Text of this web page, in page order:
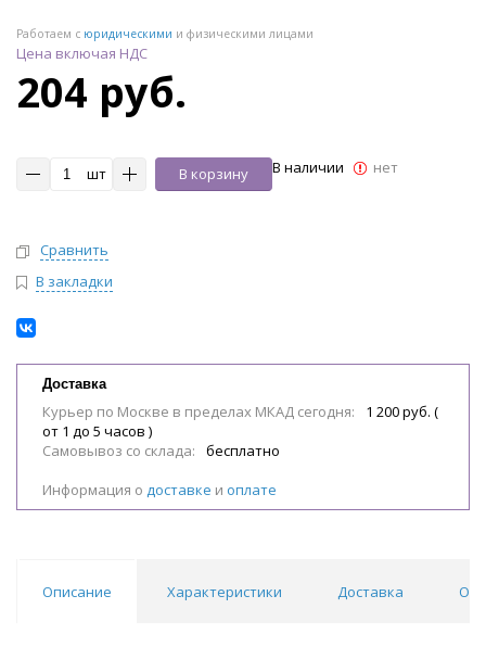
Работаем с юридическими и физическими лицами
Цена включая НДС
204 руб.
шт В корзину В наличии нет
Сравнить
В закладки
Доставка
Курьер по Москве в пределах МКАД сегодня:
1 200 руб. (
от 1 до 5 часов )
Самовывоз со склада:
бесплатно
Информация о доставке и оплате
Описание Характеристики Доставка